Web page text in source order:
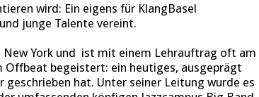
wird: Ein eigens für KlangBasel
junge Talente vereint.
New York und ist mit einem Lehrauftrag oft am
Offbeat begeistert: ein heutiges, ausgeprägt
hat. Unter seiner Leitung wurde es